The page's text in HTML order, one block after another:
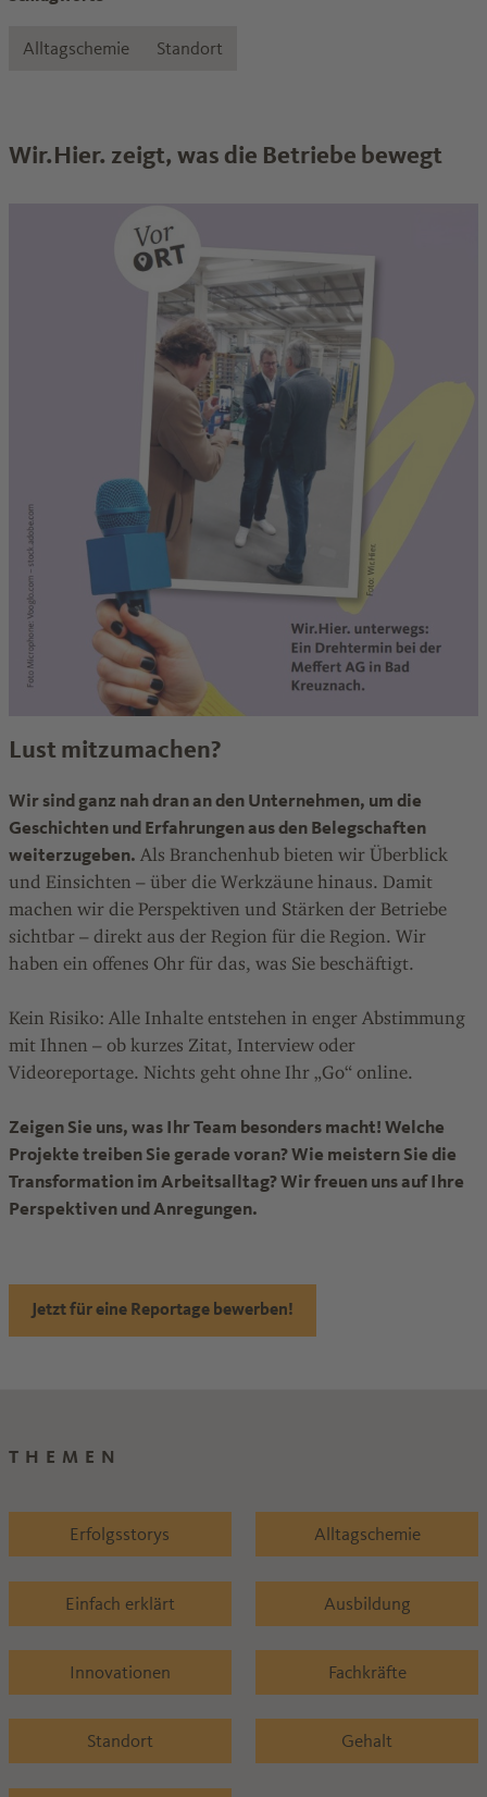
Alltagschemie Standort
Wir.Hier. zeigt, was die Betriebe bewegt
Lust mitzumachen?
Wir sind ganz nah dran an den Unternehmen, um die
Geschichten und Erfahrungen aus den Belegschaften
weiterzugeben. Als Branchenhub bieten wir Überblick
und Einsichten – über die Werkzäune hinaus. Damit
machen wir die Perspektiven und Stärken der Betriebe
sichtbar – direkt aus der Region für die Region. Wir
haben ein offenes Ohr für das, was Sie beschäftigt.
Kein Risiko: Alle Inhalte entstehen in enger Abstimmung
mit Ihnen – ob kurzes Zitat, Interview oder
Videoreportage. Nichts geht ohne Ihr „Go“ online.
Zeigen Sie uns, was Ihr Team besonders macht! Welche
Projekte treiben Sie gerade voran? Wie meistern Sie die
Transformation im Arbeitsalltag? Wir freuen uns auf Ihre
Perspektiven und Anregungen.
Jetzt für eine Reportage bewerben!
THEMEN
Erfolgsstorys Alltagschemie
Einfach erklärt Ausbildung
Innovationen Fachkräfte
Standort Gehalt